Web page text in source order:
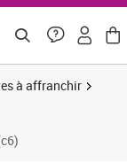
à affranchir